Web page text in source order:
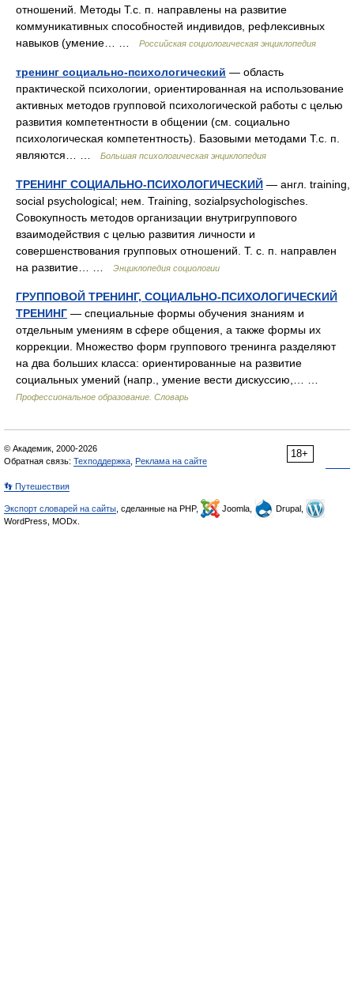
отношений. Методы Т.с. п. направлены на развитие
коммуникативных способностей индивидов, рефлексивных
навыков (умение… …
Российская социологическая энциклопедия
тренинг социально-психологический — область
практической психологии, ориентированная на использование
активных методов групповой психологической работы с целью
развития компетентности в общении (см. социально
психологическая компетентность). Базовыми методами Т.с. п.
являются… …
Большая психологическая энциклопедия
ТРЕНИНГ СОЦИАЛЬНО-ПСИХОЛОГИЧЕСКИЙ — англ. training,
social psychological; нем. Training, sozialpsychologisches.
Совокупность методов организации внутригруппового
взаимодействия с целью развития личности и
совершенствования групповых отношений. Т. с. п. направлен
на развитие… …
Энциклопедия социологии
ГРУППОВОЙ ТРЕНИНГ, СОЦИАЛЬНО-ПСИХОЛОГИЧЕСКИЙ
ТРЕНИНГ — специальные формы обучения знаниям и
отдельным умениям в сфере общения, а также формы их
коррекции. Множество форм группового тренинга разделяют
на два больших класса: ориентированные на развитие
социальных умений (напр., умение вести дискуссию,… …
Профессиональное образование. Словарь
18+
© Академик, 2000-2026
Обратная связь: Техподдержка Реклама на сайте
👣 Путешествия
Экспорт словарей на сайты , сделанные на PHP, Joomla,
Drupal,
WordPress, MODx.